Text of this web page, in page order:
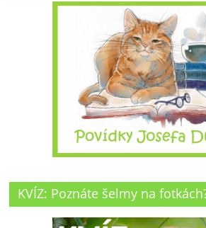
KVÍZ: Poznáte šelmy na